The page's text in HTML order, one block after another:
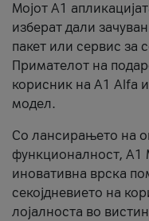
Мојот А1
изберат дали
пакет или сервис за
Примателот на
корисник на А1 Alfa
модел.
Со лансирањето на
функционалност, А1
иновативна врска
секојдневието на
лојалноста во